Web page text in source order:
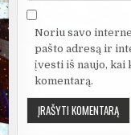
Noriu savo
pašto adresą ir
įvesti iš naujo, kai
komentarą.